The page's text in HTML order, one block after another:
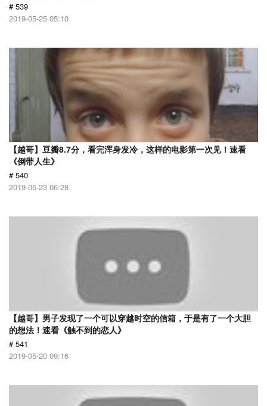
# 539
2019-05-25 05:10
【越哥】豆瓣8.7分，看完浑身发冷，这样的电影第一次见！速看
《倒带人生》
# 540
2019-05-23 06:28
【越哥】男子发现了一个可以穿越时空的信箱，于是有了一个大胆
的想法！速看《触不到的恋人》
# 541
2019-05-20 09:16